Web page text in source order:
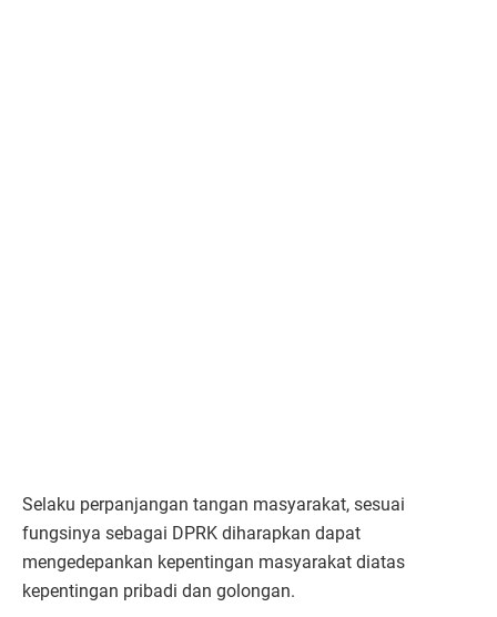
Selaku perpanjangan tangan masyarakat, sesuai
fungsinya sebagai DPRK diharapkan dapat
mengedepankan kepentingan masyarakat diatas
kepentingan pribadi dan golongan.